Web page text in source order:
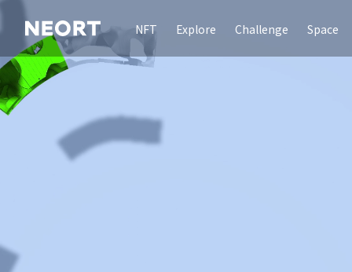
NFT Explore Challenge Space